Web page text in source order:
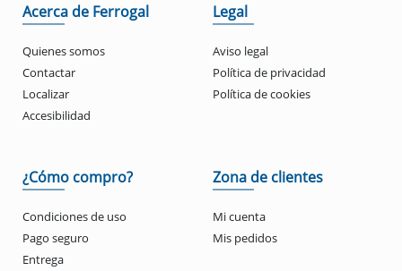
Acerca de Ferrogal
Quienes somos
Contactar
Localizar
Accesibilidad
Legal
Aviso legal
Política de privacidad
Política de cookies
¿Cómo compro?
Condiciones de uso
Pago seguro
Entrega
Zona de clientes
Mi cuenta
Mis pedidos